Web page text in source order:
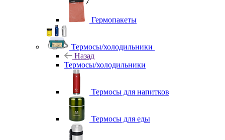
Гермопакеты
Термосы/холодильники
Назад
Термосы/холодильники
Термосы для напитков
Термосы для еды